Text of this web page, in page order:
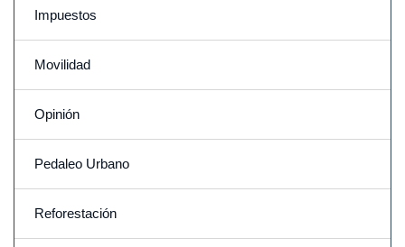
Impuestos
Movilidad
Opinión
Pedaleo Urbano
Reforestación